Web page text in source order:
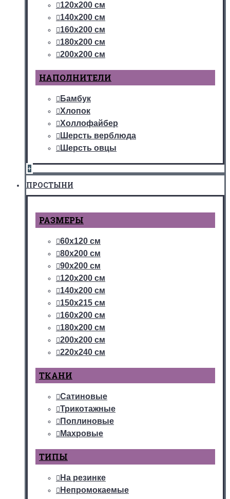
120х200 см
140х200 см
160х200 см
180х200 см
200х200 см
НАПОЛНИТЕЛИ
Бамбук
Хлопок
Холлофайбер
Шерсть верблюда
Шерсть овцы
+
ПРОСТЫНИ
РАЗМЕРЫ
60х120 см
80х200 см
90х200 см
120х200 см
140х200 см
150х215 см
160х200 см
180х200 см
200х200 см
220х240 см
ТКАНИ
Сатиновые
Трикотажные
Поплиновые
Махровые
ТИПЫ
На резинке
Непромокаемые